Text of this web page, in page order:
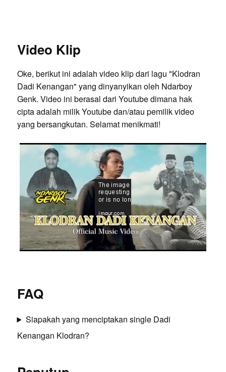
Video Klip
Oke, berikut ini adalah video klip dari lagu "Klodran
Dadi Kenangan" yang dinyanyikan oleh Ndarboy
Genk. Video ini berasal dari Youtube dimana hak
cipta adalah milik Youtube dan/atau pemilik video
yang bersangkutan. Selamat menikmati!
FAQ
Siapakah yang menciptakan single Dadi
Kenangan Klodran?